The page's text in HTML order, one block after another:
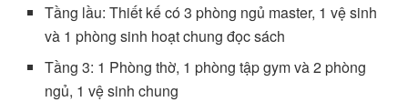
Tầng lầu: Thiết kế có 3 phòng ngủ master, 1 vệ sinh
và 1 phòng sinh hoạt chung đọc sách
Tầng 3: 1 Phòng thờ, 1 phòng tập gym và 2 phòng
ngủ, 1 vệ sinh chung